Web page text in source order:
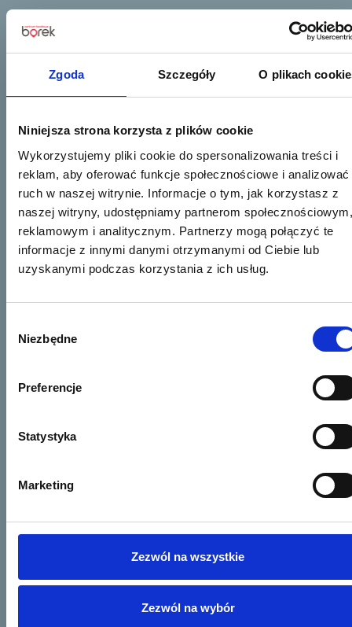
Zgoda Szczegóły O plikach
Niniejsza strona korzysta z plików cookie
Wykorzystujemy pliki cookie do spersonalizowania treści i
reklam, aby oferować funkcje społecznościowe i analizować
ruch w naszej witrynie. Informacje o tym, jak korzystasz z
naszej witryny, udostępniamy partnerom społecznościowym,
reklamowym i analitycznym. Partnerzy mogą połączyć te
informacje z innymi danymi otrzymanymi od Ciebie lub
uzyskanymi podczas korzystania z ich usług.
zgody
Niezbędne
Preferencje
Statystyka
Marketing
Zezwól na wszystkie
Zezwól na wybór